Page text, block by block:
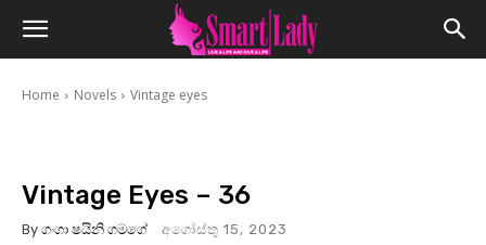
Home Novels Vintage eyes
Vintage Eyes – 36
By ගංගා ෂයිනි ගමගේ අගෝස්තු 15, 2023